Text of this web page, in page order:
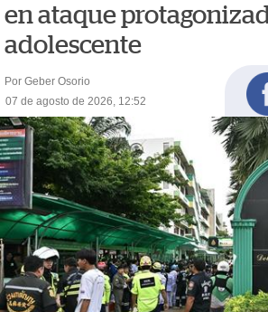
en ataque
adolescente
Por Geber Osorio
07 de agosto de 2026, 12:52